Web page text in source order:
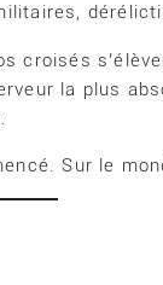
la plus
Sur le